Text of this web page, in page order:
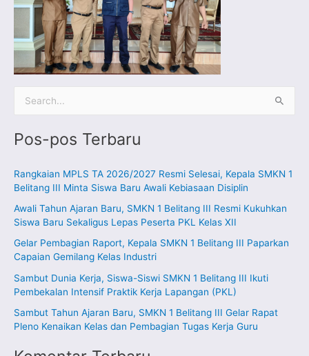
u
t
k
Pos-pos Terbaru
Rangkaian MPLS TA 2026/2027 Resmi Selesai, Kepala SMKN 1
Belitang III Minta Siswa Baru Awali Kebiasaan Disiplin
Awali Tahun Ajaran Baru, SMKN 1 Belitang III Resmi Kukuhkan
Siswa Baru Sekaligus Lepas Peserta PKL Kelas XII
Gelar Pembagian Raport, Kepala SMKN 1 Belitang III Paparkan
Capaian Gemilang Kelas Industri
Sambut Dunia Kerja, Siswa-Siswi SMKN 1 Belitang III Ikuti
Pembekalan Intensif Praktik Kerja Lapangan (PKL)
Sambut Tahun Ajaran Baru, SMKN 1 Belitang III Gelar Rapat
Pleno Kenaikan Kelas dan Pembagian Tugas Kerja Guru